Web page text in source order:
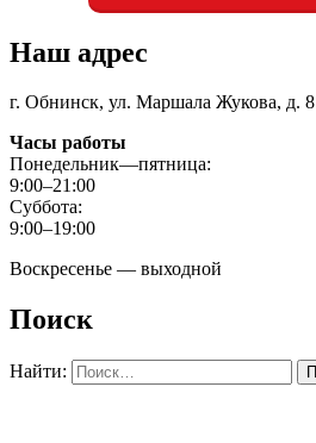
Наш адрес
г. Обнинск, ул. Маршала Жукова, д. 8
Часы работы
Понедельник—пятница:
9:00–21:00
Суббота:
9:00–19:00
Воскресенье — выходной
Поиск
Найти: